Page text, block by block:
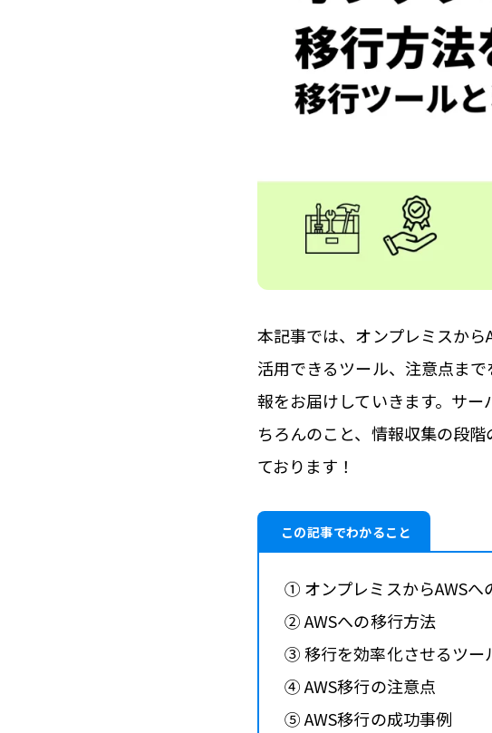
本記事では、オンプレミスか
活用できるツール、注意点ま
報をお届けしていきます。サ
ちろんのこと、情報収集の段
ております！
この記事でわかること
① オンプレミスからAWSへ
② AWSへの移行方法
③ 移行を効率化させるツー
④ AWS移行の注意点
⑤ AWS移行の成功事例